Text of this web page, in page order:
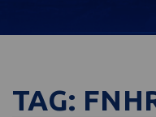
TAG: